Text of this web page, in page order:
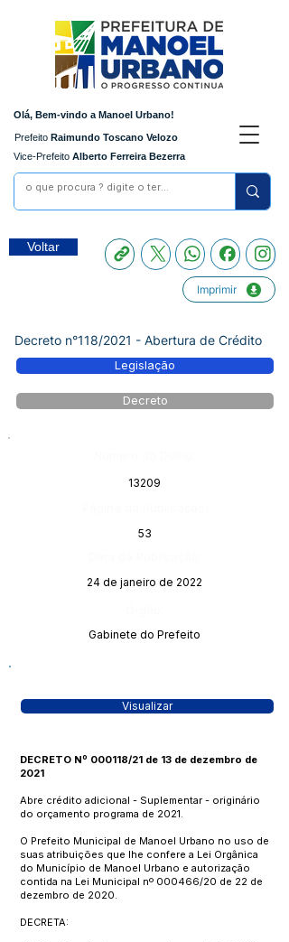
Olá, Bem-vindo a Manoel Urbano!
Prefeito Raimundo Toscano Velozo
Vice-Prefeito Alberto Ferreira Bezerra
Voltar
Imprimir
Decreto n°118/2021 - Abertura de Crédito
Legislação
Decreto
13209
53
24 de janeiro de 2022
Gabinete do Prefeito
Visualizar
DECRETO Nº 000118/21 de 13 de dezembro de
2021
Abre crédito adicional - Suplementar - originário
do orçamento programa de 2021.
O Prefeito Municipal de Manoel Urbano no uso de
suas atribuições que lhe confere a Lei Orgânica
do Município de Manoel Urbano e autorização
contida na Lei Municipal nº 000466/20 de 22 de
dezembro de 2020.
DECRETA: